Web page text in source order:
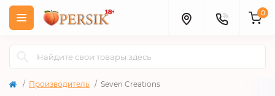
0
Производитель Seven Creations